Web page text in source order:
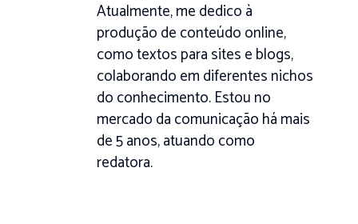
Atualmente, me dedico à
produção de conteúdo online,
como textos para sites e blogs,
colaborando em diferentes nichos
do conhecimento. Estou no
mercado da comunicação há mais
de 5 anos, atuando como
redatora.